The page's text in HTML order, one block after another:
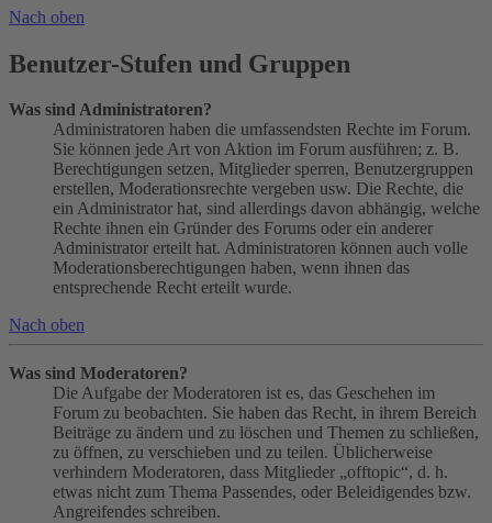
Nach oben
Benutzer-Stufen und Gruppen
Was sind Administratoren?
Administratoren haben die umfassendsten Rechte im Forum.
Sie können jede Art von Aktion im Forum ausführen; z. B.
Berechtigungen setzen, Mitglieder sperren, Benutzergruppen
erstellen, Moderationsrechte vergeben usw. Die Rechte, die
ein Administrator hat, sind allerdings davon abhängig, welche
Rechte ihnen ein Gründer des Forums oder ein anderer
Administrator erteilt hat. Administratoren können auch volle
Moderationsberechtigungen haben, wenn ihnen das
entsprechende Recht erteilt wurde.
Nach oben
Was sind Moderatoren?
Die Aufgabe der Moderatoren ist es, das Geschehen im
Forum zu beobachten. Sie haben das Recht, in ihrem Bereich
Beiträge zu ändern und zu löschen und Themen zu schließen,
zu öffnen, zu verschieben und zu teilen. Üblicherweise
verhindern Moderatoren, dass Mitglieder „offtopic“, d. h.
etwas nicht zum Thema Passendes, oder Beleidigendes bzw.
Angreifendes schreiben.